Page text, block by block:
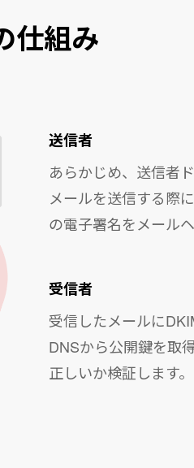
仕組み
送信者
あらかじめ、送信者
メールを送信する際
の電子署名をメール
受信者
受信したメールに
DNSから公開鍵を取
正しいか検証します。